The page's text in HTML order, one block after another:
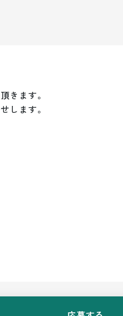
きます。
します。